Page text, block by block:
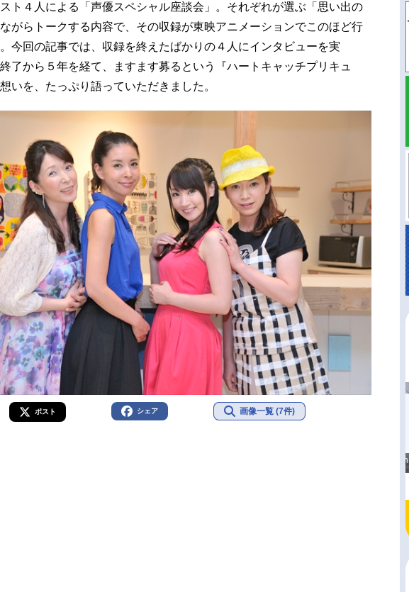
ト４人による「声優スペシャル座談会」。それぞれが選ぶ「思い出の
がらトークする内容で、その収録が東映アニメーションでこのほど行
今回の記事では、収録を終えたばかりの４人にインタビューを実
了から５年を経て、ますます募るという『ハートキャッチプリキュ
いを、たっぷり語っていただきました。
ポスト シェア 画像一覧 (7件)
radio 大直会 2nd season